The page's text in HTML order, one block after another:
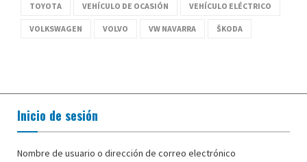
TOYOTA VEHÍCULO DE OCASIÓN VEHÍCULO ELÉCTRICO
VOLKSWAGEN VOLVO VW NAVARRA ŠKODA
Inicio de sesión
Nombre de usuario o dirección de correo electrónico